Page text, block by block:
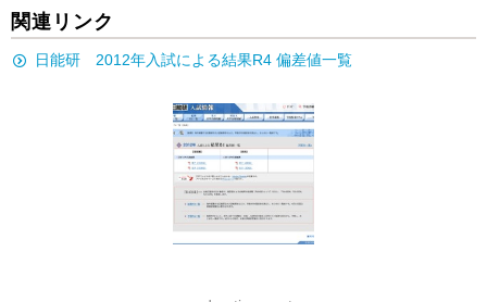
関連リンク
日能研 2012年入試による結果R4 偏差値一覧